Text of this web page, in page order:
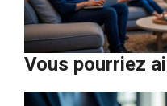
Vous pourriez